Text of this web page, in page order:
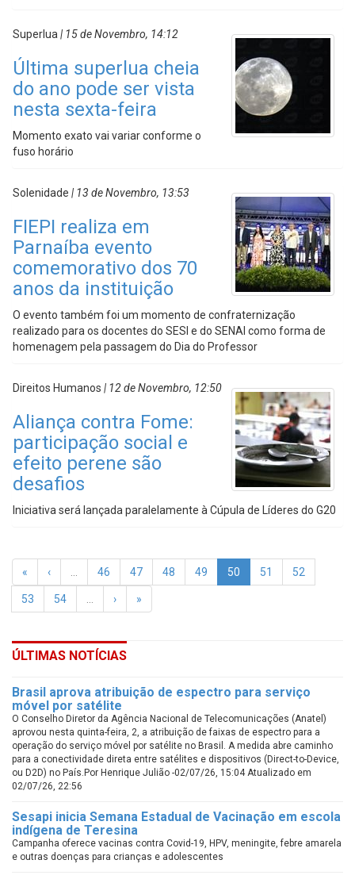
Superlua | 15 de Novembro, 14:12
Última superlua cheia
do ano pode ser vista
nesta sexta-feira
Momento exato vai variar conforme o
fuso horário
Solenidade | 13 de Novembro, 13:53
FIEPI realiza em
Parnaíba evento
comemorativo dos 70
anos da instituição
O evento também foi um momento de confraternização
realizado para os docentes do SESI e do SENAI como forma de
homenagem pela passagem do Dia do Professor
Direitos Humanos | 12 de Novembro, 12:50
Aliança contra Fome:
participação social e
efeito perene são
desafios
Iniciativa será lançada paralelamente à Cúpula de Líderes do G20
« ‹ 46 47 48 49 50 51 52
53 54 › »
ÚLTIMAS NOTÍCIAS
Brasil aprova atribuição de espectro para serviço
móvel por satélite
O Conselho Diretor da Agência Nacional de Telecomunicações (Anatel)
aprovou nesta quinta-feira, 2, a atribuição de faixas de espectro para a
operação do serviço móvel por satélite no Brasil. A medida abre caminho
para a conectividade direta entre satélites e dispositivos (Direct-to-Device,
ou D2D) no País.Por Henrique Julião -02/07/26, 15:04 Atualizado em
02/07/26, 22:56
Sesapi inicia Semana Estadual de Vacinação em escola
indígena de Teresina
Campanha oferece vacinas contra Covid-19, HPV, meningite, febre amarela
e outras doenças para crianças e adolescentes